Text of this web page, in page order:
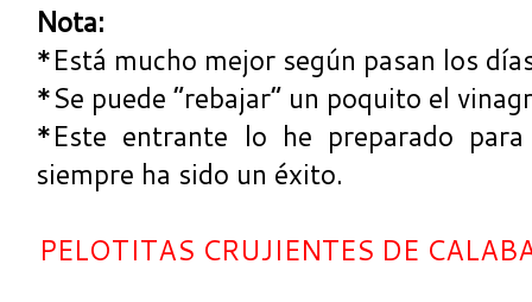
Nota:
*Está mucho mejor según pasan los
*Se puede “rebajar” un poquito el
*Este entrante lo he preparado
siempre ha sido un éxito.
PELOTITAS CRUJIENTES DE